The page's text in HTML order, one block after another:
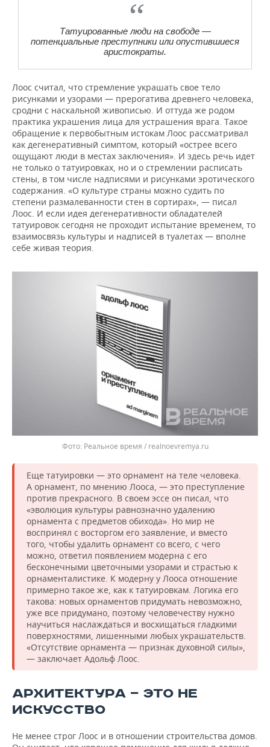
Татуированные люди на свободе —
потенциальные преступники или опустившиеся
аристократы.
Лоос считал, что стремление украшать свое тело
рисунками и узорами — прерогатива древнего человека,
сродни с наскальной живописью. И оттуда же родом
практика украшения лица для устрашения врага. Такое
обращение к первобытным истокам Лоос рассматривал
как дегенеративный симптом, который «острее всего
ощущают люди в местах заключения». И здесь речь идет
не только о татуировках, но и о стремлении расписать
стены, в том числе надписями и рисунками эротического
содержания. «О культуре страны можно судить по
степени размалеванности стен в сортирах», — писал
Лоос. И если идея дегенеративности обладателей
татуировок сегодня не проходит испытание временем, то
взаимосвязь культуры и надписей в туалетах — вполне
себе живая теория.
Реальное время / realnoevremya.ru
Еще татуировки — это орнамент на теле человека.
А орнамент, по мнению Лооса, — это преступление
против прекрасного. В своем эссе он писал, что
«эволюция культуры равнозначно удалению
орнамента с предметов обихода». Но мир не
воспринял с восторгом его заявление, и вместо
того, чтобы удалить орнамент со всего, с чего
можно, ответил появлением модерна с его
бесконечными цветочными узорами и страстью к
орнаменталистике. К модерну у Лооса отношение
примерно такое же, как к татуировкам. Логика его
такова: новых орнаментов придумать невозможно,
уже все придумано, поэтому человечеству нужно
научиться наслаждаться и восхищаться гладкими
поверхностями, лишенными любых украшательств.
«Отсутствие орнамента — признак духовной силы»,
— заключает Адольф Лоос.
АРХИТЕКТУРА — ЭТО НЕ
ИСКУССТВО
Не менее строг Лоос и в отношении строительства домов.